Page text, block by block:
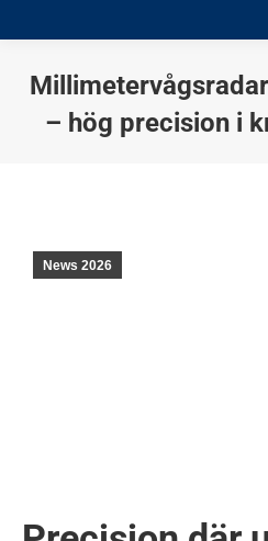
– hög precision i
News 2026